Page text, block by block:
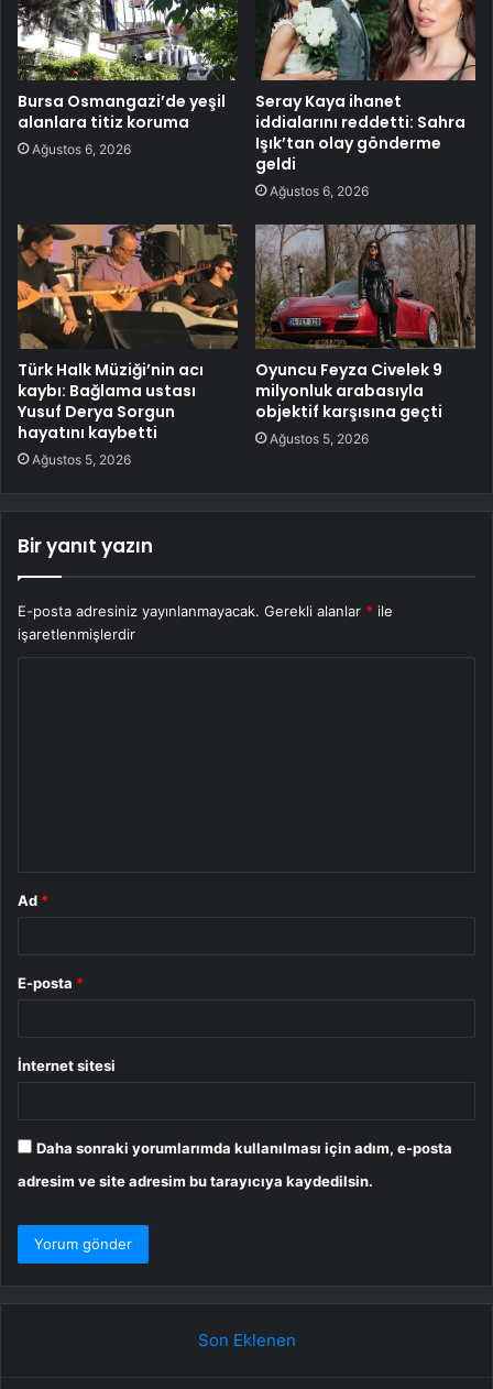
Bursa Osmangazi’de yeşil
alanlara titiz koruma
Ağustos 6, 2026
Seray Kaya ihanet
iddialarını reddetti: Sahra
Işık’tan olay gönderme
geldi
Ağustos 6, 2026
Türk Halk Müziği’nin acı
kaybı: Bağlama ustası
Yusuf Derya Sorgun
hayatını kaybetti
Ağustos 5, 2026
Oyuncu Feyza Civelek 9
milyonluk arabasıyla
objektif karşısına geçti
Ağustos 5, 2026
Bir yanıt yazın
E-posta adresiniz yayınlanmayacak. Gerekli alanlar * ile
işaretlenmişlerdir
Ad *
E-posta *
İnternet sitesi
Daha sonraki yorumlarımda kullanılması için adım, e-posta
adresim ve site adresim bu tarayıcıya kaydedilsin.
Son Eklenen